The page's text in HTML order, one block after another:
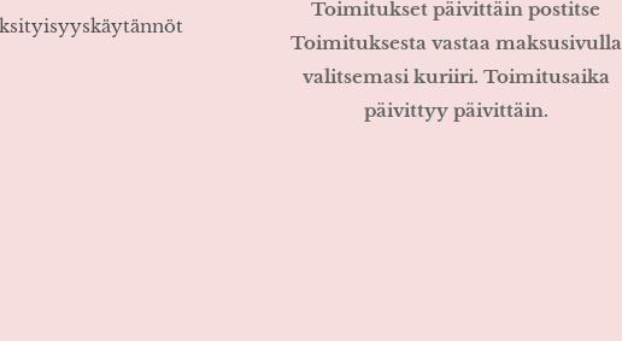
Toimitukset päivittäin postitse
Toimituksesta vastaa maksusivulla
valitsemasi kuriiri. Toimitusaika
päivittyy päivittäin.